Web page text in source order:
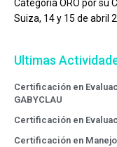
Categoría ORO por su
Suiza, 14 y 15 de abril
Ultimas
Certificación en
GABYCLAU
Certificación en
Certificación en